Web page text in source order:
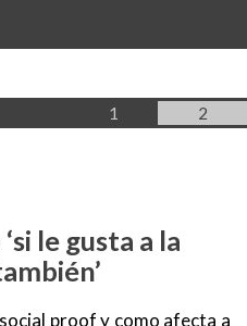
Página
1 Página
2
le gusta a la
proof y como afecta a